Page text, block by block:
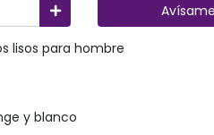
lisos para hombre
y blanco